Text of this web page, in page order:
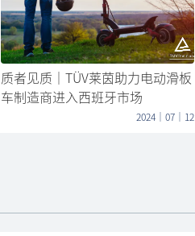
RoHS符合性测试
RoHS符合性测试
详情请咨询客服
质者见质｜TÜV莱茵助力电动滑板
车制造商进入西班牙市场
2024｜07｜12